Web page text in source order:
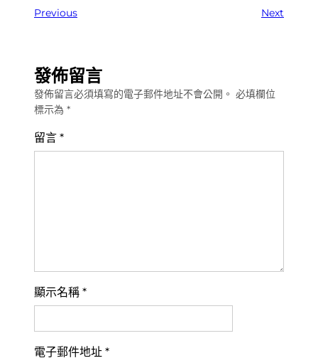
Previous Next
發佈留言
發佈留言必須填寫的電子郵件地址不會公開。 必填欄位
標示為 *
留言 *
顯示名稱 *
電子郵件地址 *